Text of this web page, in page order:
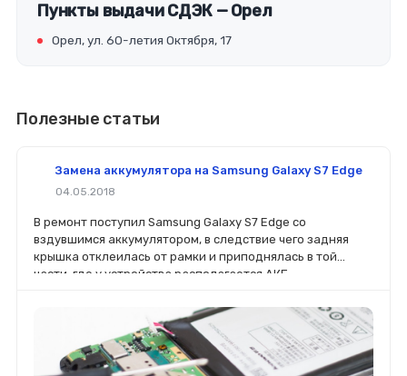
Пункты выдачи СДЭК — Орел
Орел, ул. 60-летия Октября, 17
Полезные статьи
Замена аккумулятора на Samsung Galaxy S7 Edge
04.05.2018
В ремонт поступил Samsung Galaxy S7 Edge со
вздувшимся аккумулятором, в следствие чего задняя
крышка отклеилась от рамки и приподнялась в той
части, где у устройства располагается АКБ.